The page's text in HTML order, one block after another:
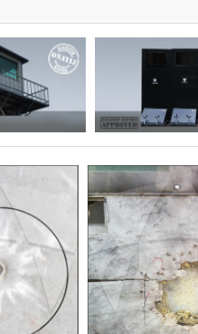
Ebat: 70x180 cm Solid
parça cıvatalı olup